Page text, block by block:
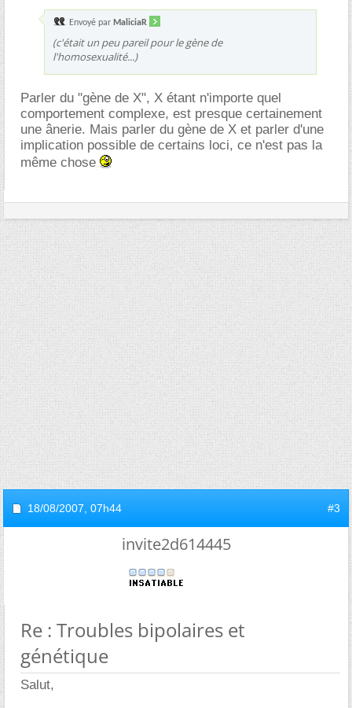
Envoyé par MaliciaR
(c'était un peu pareil pour le gène de
l'homosexualité...)
Parler du "gène de X", X étant n'importe quel
comportement complexe, est presque certainement
une ânerie. Mais parler du gène de X et parler d'une
implication possible de certains loci, ce n'est pas la
même chose
18/08/2007, 07h44 #3
invite2d614445
Re : Troubles bipolaires et
génétique
Salut,